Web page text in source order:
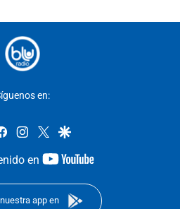
en:
facebookinstagram
twittergoogle
en
youtube-
app en